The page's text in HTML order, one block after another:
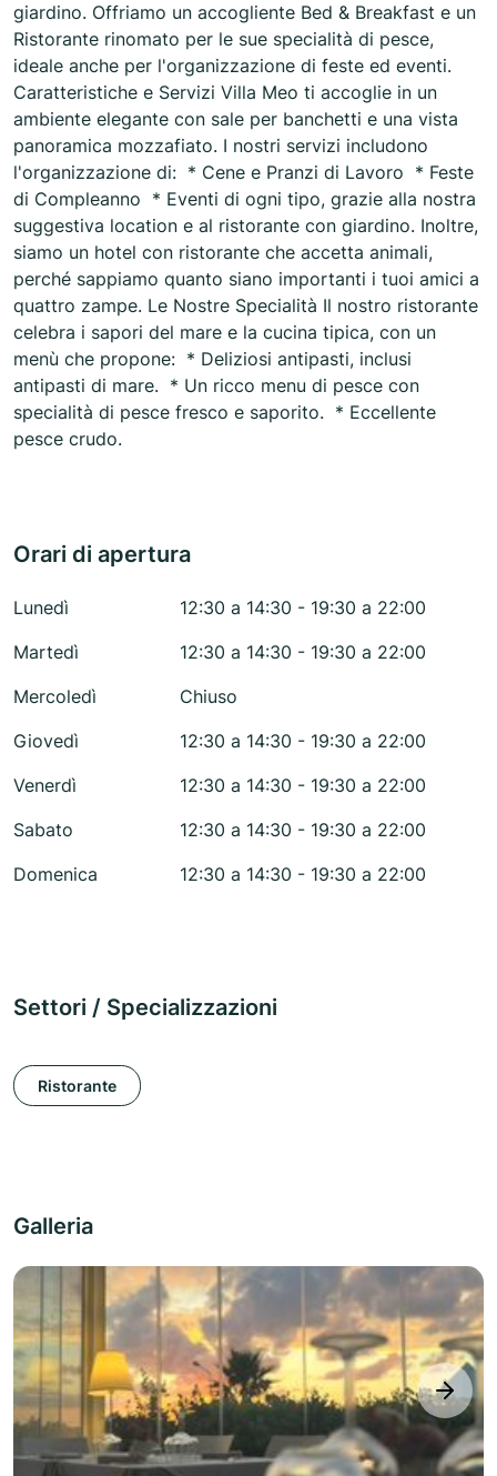
giardino. Offriamo un accogliente Bed & Breakfast e un
Ristorante rinomato per le sue specialità di pesce,
ideale anche per l'organizzazione di feste ed eventi.
Caratteristiche e Servizi Villa Meo ti accoglie in un
ambiente elegante con sale per banchetti e una vista
panoramica mozzafiato. I nostri servizi includono
l'organizzazione di: * Cene e Pranzi di Lavoro * Feste
di Compleanno * Eventi di ogni tipo, grazie alla nostra
suggestiva location e al ristorante con giardino. Inoltre,
siamo un hotel con ristorante che accetta animali,
perché sappiamo quanto siano importanti i tuoi amici a
quattro zampe. Le Nostre Specialità Il nostro ristorante
celebra i sapori del mare e la cucina tipica, con un
menù che propone: * Deliziosi antipasti, inclusi
antipasti di mare. * Un ricco menu di pesce con
specialità di pesce fresco e saporito. * Eccellente
pesce crudo.
Orari di apertura
Lunedì
12:30 a 14:30 - 19:30 a 22:00
Martedì
12:30 a 14:30 - 19:30 a 22:00
Mercoledì
Chiuso
Giovedì
12:30 a 14:30 - 19:30 a 22:00
Venerdì
12:30 a 14:30 - 19:30 a 22:00
Sabato
12:30 a 14:30 - 19:30 a 22:00
Domenica
12:30 a 14:30 - 19:30 a 22:00
Settori / Specializzazioni
Ristorante
Galleria
next